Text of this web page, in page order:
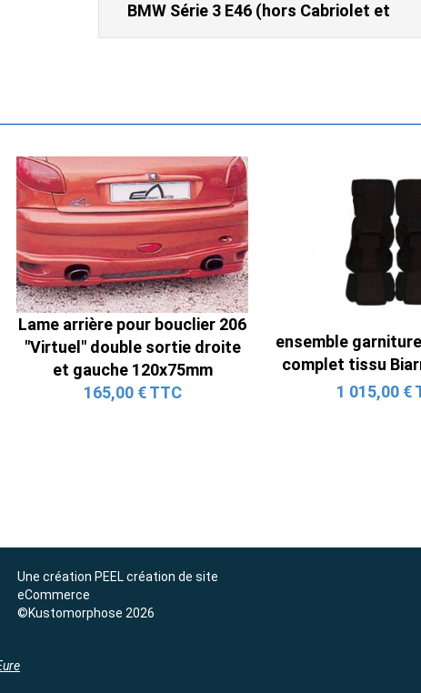
Ligne Cat-Back Active 4 Sorties
avec Tube en H pour Ford Mustang
GT & V6 (2015-2023)
2 690,00 € TTC
BMW Série 3 E46 (hors Cabriolet et
Lame arrière pour bouclier 206
"Virtuel" double sortie droite
et gauche 120x75mm
165,00 € TTC
ensemble
complet tissu
1 015,00 €
Une création PEEL création de site
eCommerce
©Kustomorphose 2026